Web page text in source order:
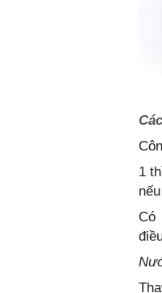
1
Có